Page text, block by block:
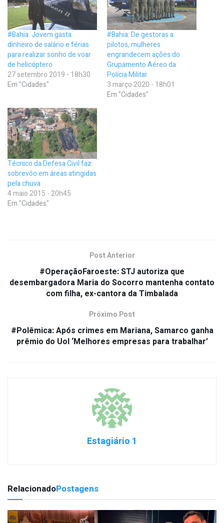
#Bahia: Jovem gasta
dinheiro de salário e férias
para realizar sonho de voar
de helicóptero
27 setembro 2019 - 18h30
Em "Cidades"
#Bahia: De gestoras a
pilotos, mulheres
engrandecem ações do
Grupamento Aéreo da
Polícia Militar
3 março 2020 - 18h01
Em "Cidades"
Técnico da Defesa Civil faz
sobrevôo em áreas atingidas
pela chuva
4 maio 2015 - 20h45
Em "Cidades"
Post Anterior
#OperaçãoFaroeste: STJ autoriza que
desembargadora Maria do Socorro mantenha contato
com filha, ex-cantora da Timbalada
Próximo Post
#Polêmica: Após crimes em Mariana, Samarco ganha
prêmio do Uol ‘Melhores empresas para trabalhar’
Estagiário 1
RelacionadoPostagens